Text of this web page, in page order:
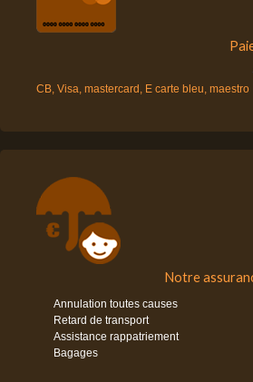
CB, Visa, mastercard, E carte bleu, maestro
Notre
Annulation toutes causes
Retard de transport
Assistance rappatriement
Bagages